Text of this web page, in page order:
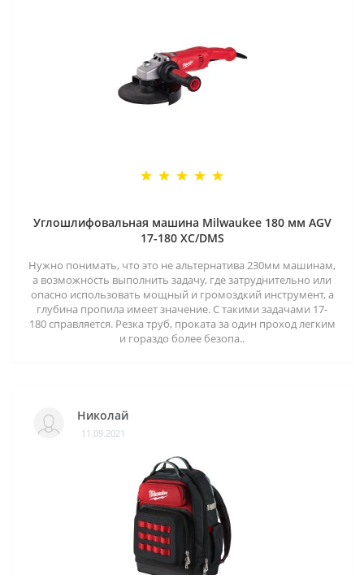
Углошлифовальная машина Milwaukee 180 мм AGV
17-180 XC/DMS
Нужно понимать, что это не альтернатива 230мм машинам,
а возможность выполнить задачу, где затруднительно или
опасно использовать мощный и громоздкий инструмент, а
глубина пропила имеет значение. С такими задачами 17-
180 справляется. Резка труб, проката за один проход легким
и гораздо более безопа..
Николай
11.09.2021